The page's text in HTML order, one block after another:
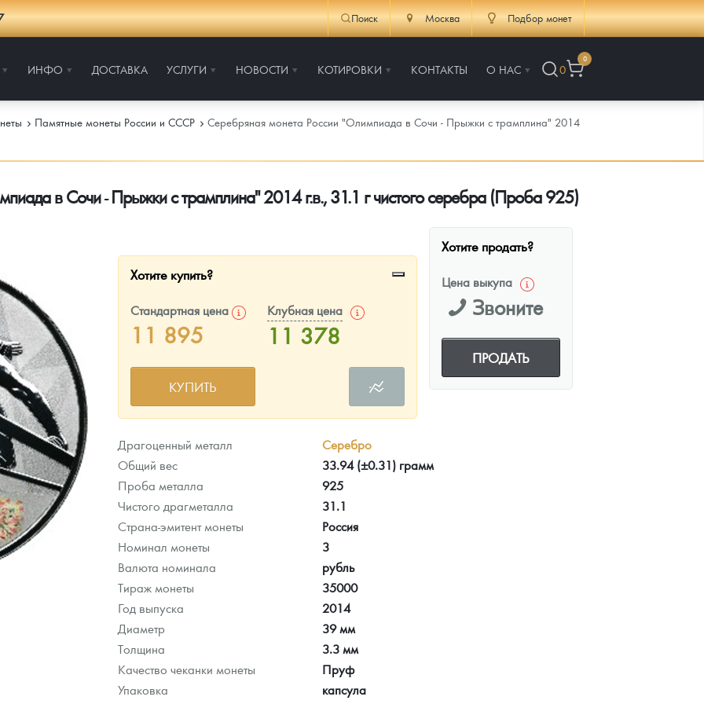
Поиск Москва Подбор монет
ИНФО ДОСТАВКА УСЛУГИ НОВОСТИ КОТИРОВКИ КОНТАКТЫ О НАС 0
0
платины на 2026 год
Памятные монеты России и СССР
Серебряная монета России "Олимпиада в Сочи - Прыжки с трамплина" 2014
в Сочи - Прыжки с трамплина" 2014 г.в., 31.1 г чистого серебра (Проба 925)
Хотите купить?
Стандартная цена
11 895
Клубная цена
11 378
КУПИТЬ
Хотите продать?
Цена выкупа
Звоните
ПРОДАТЬ
Драгоценный металл
Серебро
Общий вес
33.94 (±0.31) грамм
Проба металла
925
Чистого драгметалла
31.1
Страна-эмитент монеты
Россия
Номинал монеты
3
Валюта номинала
рубль
Тираж монеты
35000
Год выпуска
2014
Диаметр
39 мм
Толщина
3.3 мм
Качество чеканки монеты
Пруф
Упаковка
капсула